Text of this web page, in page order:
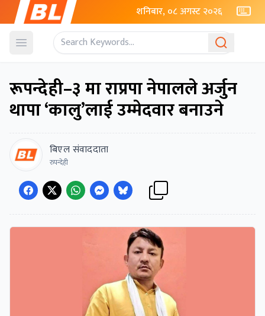
शनिबार, ०८ अगस्ट २०२६
Open menu
रूपन्देही–३ मा राप्रपा नेपालले अर्जुन
थापा ‘कालु’लाई उम्मेदवार बनाउने
बिएल संवाददाता
रुपन्देही